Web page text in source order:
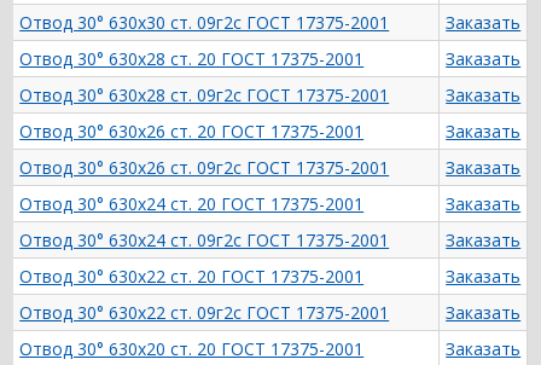
Отвод 30° 630х30 ст. 09г2с ГОСТ 17375-2001
Заказать
Отвод 30° 630х28 ст. 20 ГОСТ 17375-2001
Заказать
Отвод 30° 630х28 ст. 09г2с ГОСТ 17375-2001
Заказать
Отвод 30° 630х26 ст. 20 ГОСТ 17375-2001
Заказать
Отвод 30° 630х26 ст. 09г2с ГОСТ 17375-2001
Заказать
Отвод 30° 630х24 ст. 20 ГОСТ 17375-2001
Заказать
Отвод 30° 630х24 ст. 09г2с ГОСТ 17375-2001
Заказать
Отвод 30° 630х22 ст. 20 ГОСТ 17375-2001
Заказать
Отвод 30° 630х22 ст. 09г2с ГОСТ 17375-2001
Заказать
Отвод 30° 630х20 ст. 20 ГОСТ 17375-2001
Заказать